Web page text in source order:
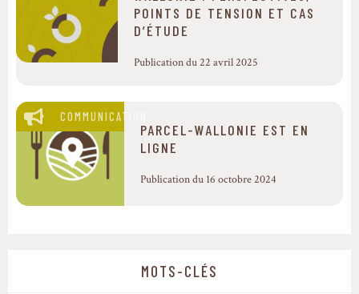
POINTS DE TENSION ET CAS
D’ÉTUDE
Publication du 22 avril 2025
COMMUNICATION
PARCEL-WALLONIE EST EN
LIGNE
Publication du 16 octobre 2024
MOTS-CLÉS